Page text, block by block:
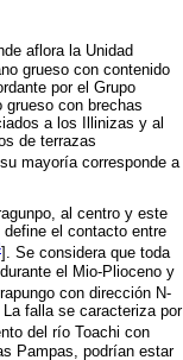
aflora la Unidad
grueso con contenido
por el Grupo
con brechas
a los Illinizas y al
de terrazas
mayoría corresponde a
al centro y este
el contacto entre
]. Se considera que toda
el Mio-Plioceno y
con dirección N-
falla se caracteriza por
del río Toachi con
Pampas, podrían estar